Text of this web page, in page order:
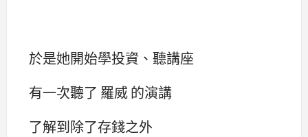
於是她開始學投資、聽講座
有一次聽了 羅威 的演講
了解到除了存錢之外